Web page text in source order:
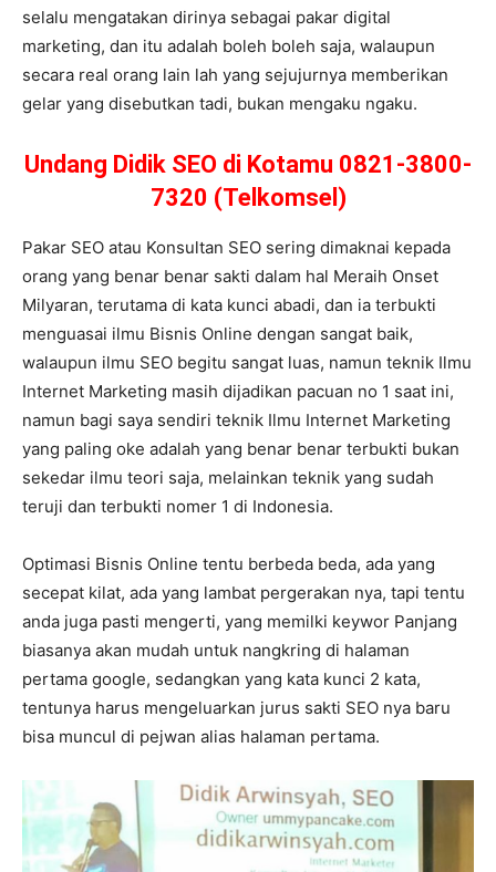
selalu mengatakan dirinya sebagai pakar digital
marketing, dan itu adalah boleh boleh saja, walaupun
secara real orang lain lah yang sejujurnya memberikan
gelar yang disebutkan tadi, bukan mengaku ngaku.
Undang Didik SEO di Kotamu 0821-3800-
7320 (Telkomsel)
Pakar SEO atau Konsultan SEO sering dimaknai kepada
orang yang benar benar sakti dalam hal Meraih Onset
Milyaran, terutama di kata kunci abadi, dan ia terbukti
menguasai ilmu Bisnis Online dengan sangat baik,
walaupun ilmu SEO begitu sangat luas, namun teknik Ilmu
Internet Marketing masih dijadikan pacuan no 1 saat ini,
namun bagi saya sendiri teknik Ilmu Internet Marketing
yang paling oke adalah yang benar benar terbukti bukan
sekedar ilmu teori saja, melainkan teknik yang sudah
teruji dan terbukti nomer 1 di Indonesia.
Optimasi Bisnis Online tentu berbeda beda, ada yang
secepat kilat, ada yang lambat pergerakan nya, tapi tentu
anda juga pasti mengerti, yang memilki keywor Panjang
biasanya akan mudah untuk nangkring di halaman
pertama google, sedangkan yang kata kunci 2 kata,
tentunya harus mengeluarkan jurus sakti SEO nya baru
bisa muncul di pejwan alias halaman pertama.